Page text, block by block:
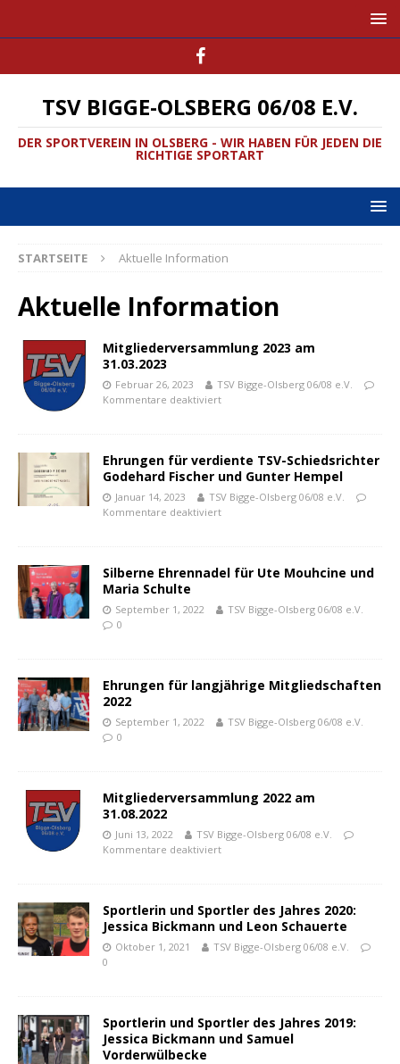
TSV BIGGE-OLSBERG 06/08 E.V.
DER SPORTVEREIN IN OLSBERG - WIR HABEN FÜR JEDEN DIE
RICHTIGE SPORTART
STARTSEITE Aktuelle Information
Aktuelle Information
Mitgliederversammlung 2023 am
31.03.2023
Februar 26, 2023
TSV Bigge-Olsberg 06/08 e.V.
Kommentare deaktiviert
Ehrungen für verdiente TSV-Schiedsrichter
Godehard Fischer und Gunter Hempel
Januar 14, 2023
TSV Bigge-Olsberg 06/08 e.V.
Kommentare deaktiviert
Silberne Ehrennadel für Ute Mouhcine und
Maria Schulte
September 1, 2022
TSV Bigge-Olsberg 06/08 e.V.
0
Ehrungen für langjährige Mitgliedschaften
2022
September 1, 2022
TSV Bigge-Olsberg 06/08 e.V.
0
Mitgliederversammlung 2022 am
31.08.2022
Juni 13, 2022
TSV Bigge-Olsberg 06/08 e.V.
Kommentare deaktiviert
Sportlerin und Sportler des Jahres 2020:
Jessica Bickmann und Leon Schauerte
Oktober 1, 2021
TSV Bigge-Olsberg 06/08 e.V.
0
Sportlerin und Sportler des Jahres 2019:
Jessica Bickmann und Samuel
Vorderwülbecke